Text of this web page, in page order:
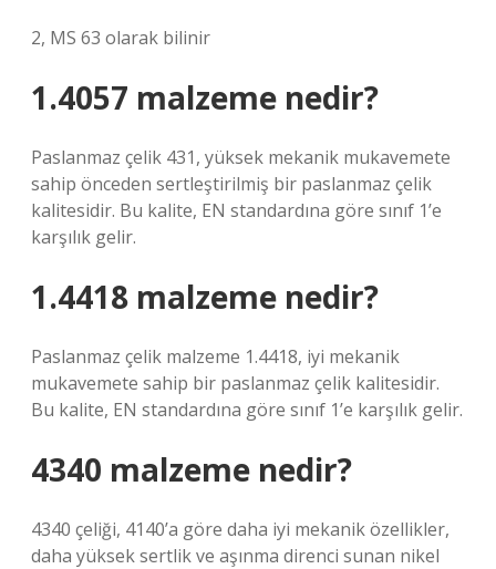
2, MS 63 olarak bilinir
1.4057 malzeme nedir?
Paslanmaz çelik 431, yüksek mekanik mukavemete
sahip önceden sertleştirilmiş bir paslanmaz çelik
kalitesidir. Bu kalite, EN standardına göre sınıf 1’e
karşılık gelir.
1.4418 malzeme nedir?
Paslanmaz çelik malzeme 1.4418, iyi mekanik
mukavemete sahip bir paslanmaz çelik kalitesidir.
Bu kalite, EN standardına göre sınıf 1’e karşılık gelir.
4340 malzeme nedir?
4340 çeliği, 4140’a göre daha iyi mekanik özellikler,
daha yüksek sertlik ve aşınma direnci sunan nikel